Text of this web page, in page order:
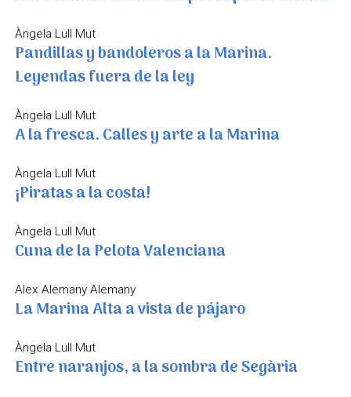
Àngela Lull Mut
Pandillas y bandoleros a la Marina.
Leyendas fuera de la ley
Àngela Lull Mut
A la fresca. Calles y arte a la Marina
Àngela Lull Mut
¡Piratas a la costa!
Àngela Lull Mut
Cuna de la Pelota Valenciana
Alex Alemany Alemany
La Marina Alta a vista de pájaro
Àngela Lull Mut
Entre naranjos, a la sombra de Segària